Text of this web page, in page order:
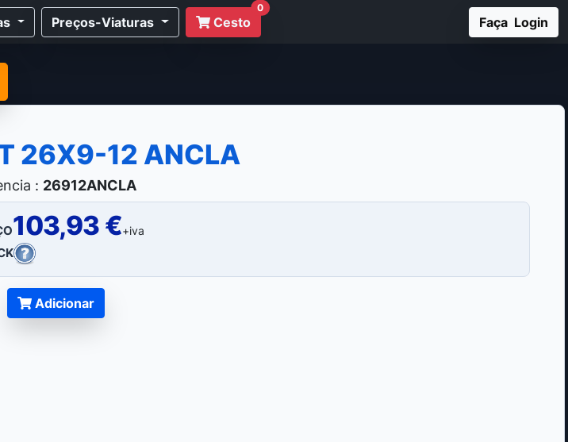
Preços-Viaturas Cesto
0
Faça Login
26X9-12 ANCLA
: 26912ANCLA
103,93 €+iva
Adicionar